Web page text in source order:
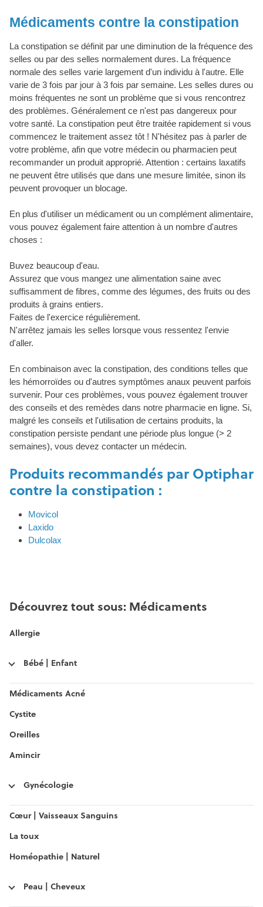
Médicaments contre la constipation
La constipation se définit par une diminution de la fréquence des
selles ou par des selles normalement dures. La fréquence
normale des selles varie largement d'un individu à l'autre. Elle
varie de 3 fois par jour à 3 fois par semaine. Les selles dures ou
moins fréquentes ne sont un problème que si vous rencontrez
des problèmes. Généralement ce n'est pas dangereux pour
votre santé. La constipation peut être traitée rapidement si vous
commencez le traitement assez tôt ! N'hésitez pas à parler de
votre problème, afin que votre médecin ou pharmacien peut
recommander un produit approprié. Attention : certains laxatifs
ne peuvent être utilisés que dans une mesure limitée, sinon ils
peuvent provoquer un blocage.
En plus d'utiliser un médicament ou un complément alimentaire,
vous pouvez également faire attention à un nombre d'autres
choses :
Buvez beaucoup d'eau.
Assurez que vous mangez une alimentation saine avec
suffisamment de fibres, comme des légumes, des fruits ou des
produits à grains entiers.
Faites de l'exercice régulièrement.
N'arrêtez jamais les selles lorsque vous ressentez l'envie
d'aller.
En combinaison avec la constipation, des conditions telles que
les hémorroïdes ou d'autres symptômes anaux peuvent parfois
survenir. Pour ces problèmes, vous pouvez également trouver
des conseils et des remèdes dans notre pharmacie en ligne. Si,
malgré les conseils et l'utilisation de certains produits, la
constipation persiste pendant une période plus longue (> 2
semaines), vous devez contacter un médecin.
Produits recommandés par Optiphar
contre la constipation :
Movicol
Laxido
Dulcolax
Découvrez tout sous: Médicaments
Allergie
Bébé | Enfant
Médicaments Acné
Cystite
Oreilles
Amincir
Gynécologie
Cœur | Vaisseaux Sanguins
La toux
Homéopathie | Naturel
Peau | Cheveux